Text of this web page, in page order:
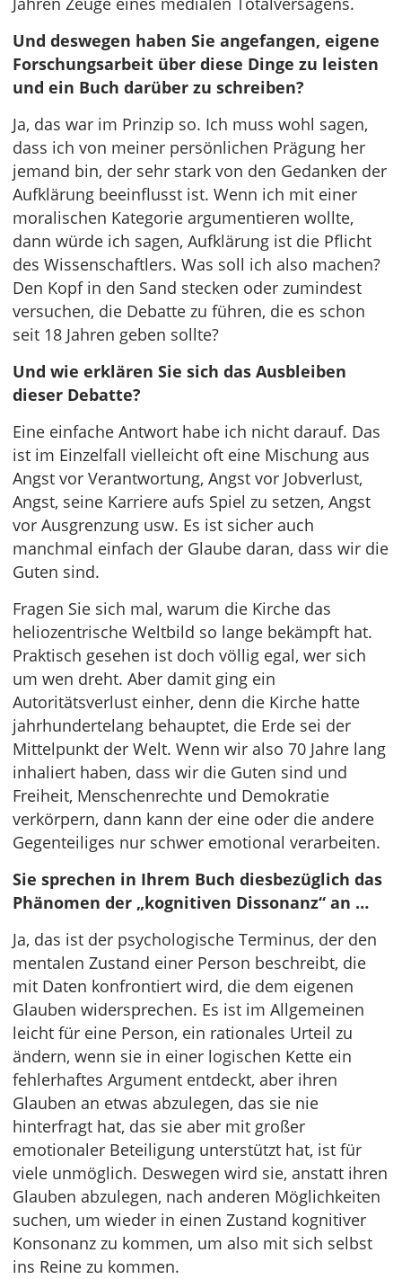
Und deswegen haben Sie angefangen, eigene
Forschungsarbeit über diese Dinge zu leisten
und ein Buch darüber zu schreiben?
Ja, das war im Prinzip so. Ich muss wohl sagen,
dass ich von meiner persönlichen Prägung her
jemand bin, der sehr stark von den Gedanken der
Aufklärung beeinflusst ist. Wenn ich mit einer
moralischen Kategorie argumentieren wollte,
dann würde ich sagen, Aufklärung ist die Pflicht
des Wissenschaftlers. Was soll ich also machen?
Den Kopf in den Sand stecken oder zumindest
versuchen, die Debatte zu führen, die es schon
seit 18 Jahren geben sollte?
Und wie erklären Sie sich das Ausbleiben
dieser Debatte?
Eine einfache Antwort habe ich nicht darauf. Das
ist im Einzelfall vielleicht oft eine Mischung aus
Angst vor Verantwortung, Angst vor Jobverlust,
Angst, seine Karriere aufs Spiel zu setzen, Angst
vor Ausgrenzung usw. Es ist sicher auch
manchmal einfach der Glaube daran, dass wir die
Guten sind.
Fragen Sie sich mal, warum die Kirche das
heliozentrische Weltbild so lange bekämpft hat.
Praktisch gesehen ist doch völlig egal, wer sich
um wen dreht. Aber damit ging ein
Autoritätsverlust einher, denn die Kirche hatte
jahrhundertelang behauptet, die Erde sei der
Mittelpunkt der Welt. Wenn wir also 70 Jahre lang
inhaliert haben, dass wir die Guten sind und
Freiheit, Menschenrechte und Demokratie
verkörpern, dann kann der eine oder die andere
Gegenteiliges nur schwer emotional verarbeiten.
Sie sprechen in Ihrem Buch diesbezüglich das
Phänomen der „kognitiven Dissonanz“ an …
Ja, das ist der psychologische Terminus, der den
mentalen Zustand einer Person beschreibt, die
mit Daten konfrontiert wird, die dem eigenen
Glauben widersprechen. Es ist im Allgemeinen
leicht für eine Person, ein rationales Urteil zu
ändern, wenn sie in einer logischen Kette ein
fehlerhaftes Argument entdeckt, aber ihren
Glauben an etwas abzulegen, das sie nie
hinterfragt hat, das sie aber mit großer
emotionaler Beteiligung unterstützt hat, ist für
viele unmöglich. Deswegen wird sie, anstatt ihren
Glauben abzulegen, nach anderen Möglichkeiten
suchen, um wieder in einen Zustand kognitiver
Konsonanz zu kommen, um also mit sich selbst
ins Reine zu kommen.